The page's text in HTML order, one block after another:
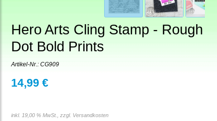
Hero Arts Cling Stamp - Rough
Dot Bold Prints
Artikel-Nr.: CG909
14,99 €
inkl. 19,00 % MwSt., zzgl. Versandkosten